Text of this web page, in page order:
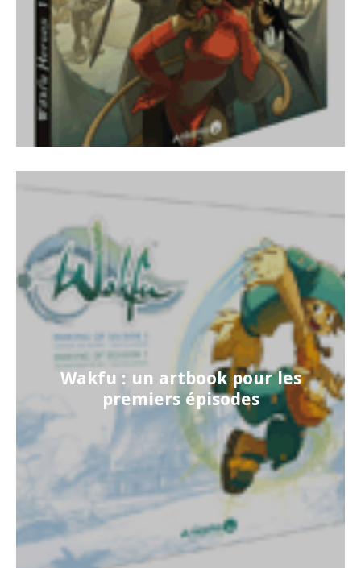
Wakfu : un artbook pour les
premiers épisodes